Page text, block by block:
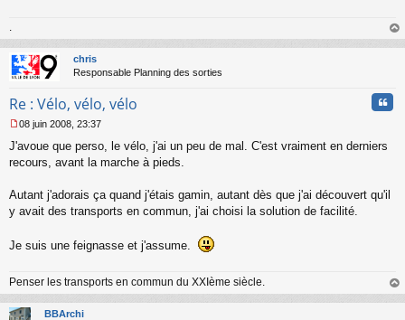
.
au
chris
Responsable Planning des sorties
Re : Vélo, vélo, vélo
e
s
g
e
o
u
08 juin 2008, 23:37
J'avoue que perso, le vélo, j'ai un peu de mal. C'est vraiment en derniers
recours, avant la marche à pieds.
Autant j'adorais ça quand j'étais gamin, autant dès que j'ai découvert qu'il
y avait des transports en commun, j'ai choisi la solution de facilité.
Je suis une feignasse et j'assume.
Penser les transports en commun du XXIème siècle.
au
BBArchi